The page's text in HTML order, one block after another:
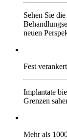
Sehen Sie
neuen
Fest verankert
Implantate
Grenzen
Mehr als